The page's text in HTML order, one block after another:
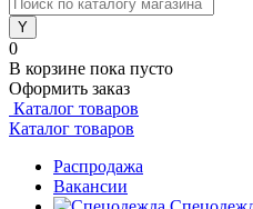
0
В корзине пока пусто
Оформить заказ
Каталог товаров
Каталог товаров
Распродажа
Вакансии